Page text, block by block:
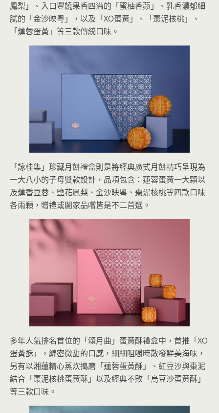
鳳梨」、入口豐饒果香四溢的「蜜柚香蘋」、乳香濃郁細
膩的「金沙映粵」，以及「XO蛋黃」、「棗泥核桃」、
「蓮蓉蛋黃」等三款傳統口味。
「詠桂集」珍藏月餅禮盒則是將經典廣式月餅精巧呈現為
一大八小的子母雙款設計，品項包含：蓮蓉蛋黃一大顆以
及蓮香豆蓉、鹽花鳳梨、金沙映粵、棗泥核桃等四款口味
各兩顆，贈禮或闔家品嚐皆是不二首選。
多年人氣排名首位的「頌月曲」蛋黃酥禮盒中，首推「XO
蛋黃酥」，綿密微甜的口感，細細咀嚼時散發鮮美海味，
另有以湘蓮精心蒸炊搗磨「蓮蓉蛋黃酥」、紅豆沙與棗泥
結合「棗泥核桃蛋黃酥」以及經典不敗「烏豆沙蛋黃酥」
等三款口味。